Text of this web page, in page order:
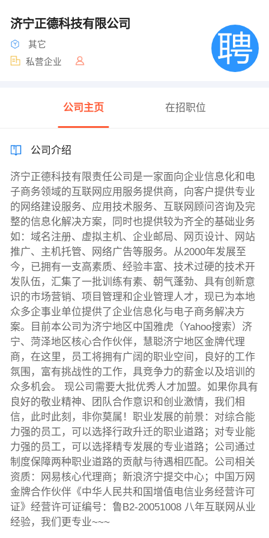
济宁正德科技有限公司
其它
私营企业
公司主页 在招职位
公司介绍
济宁正德科技有限责任公司是一家面向企业信息化和电
子商务领域的互联网应用服务提供商，向客户提供专业
的网络建设服务、应用技术服务、互联网顾问咨询及完
整的信息化解决方案，同时也提供较为齐全的基础业务
如：域名注册、虚拟主机、企业邮局、网页设计、网站
推广、主机托管、网络广告等服务。从2000年发展至
今，已拥有一支高素质、经验丰富、技术过硬的技术开
发队伍，汇集了一批训练有素、朝气蓬勃、具有创新意
识的市场营销、项目管理和企业管理人才，现已为本地
众多企事业单位提供了企业信息化与电子商务解决方
案。目前本公司为济宁地区中国雅虎（Yahoo搜索）济
宁、菏泽地区核心合作伙伴，慧聪济宁地区金牌代理
商，在这里，员工将拥有广阔的职业空间，良好的工作
氛围，富有挑战性的工作，具竞争力的薪金以及培训的
众多机会。 现公司需要大批优秀人才加盟。如果你具有
良好的敬业精神、团队合作意识和创业激情，我们相
信，此时此刻，非你莫属！职业发展的前景：对综合能
力强的员工，可以选择行政升迁的职业道路；对专业能
力强的员工，可以选择精专发展的专业道路；公司通过
制度保障两种职业道路的贡献与待遇相匹配。公司相关
资质：网易核心代理商；新浪济宁提交中心；中国万网
金牌合作伙伴《中华人民共和国增值电信业务经营许可
证》经营许可证编号：鲁B2-20051008 八年互联网从业
经验，我们更专业~~~